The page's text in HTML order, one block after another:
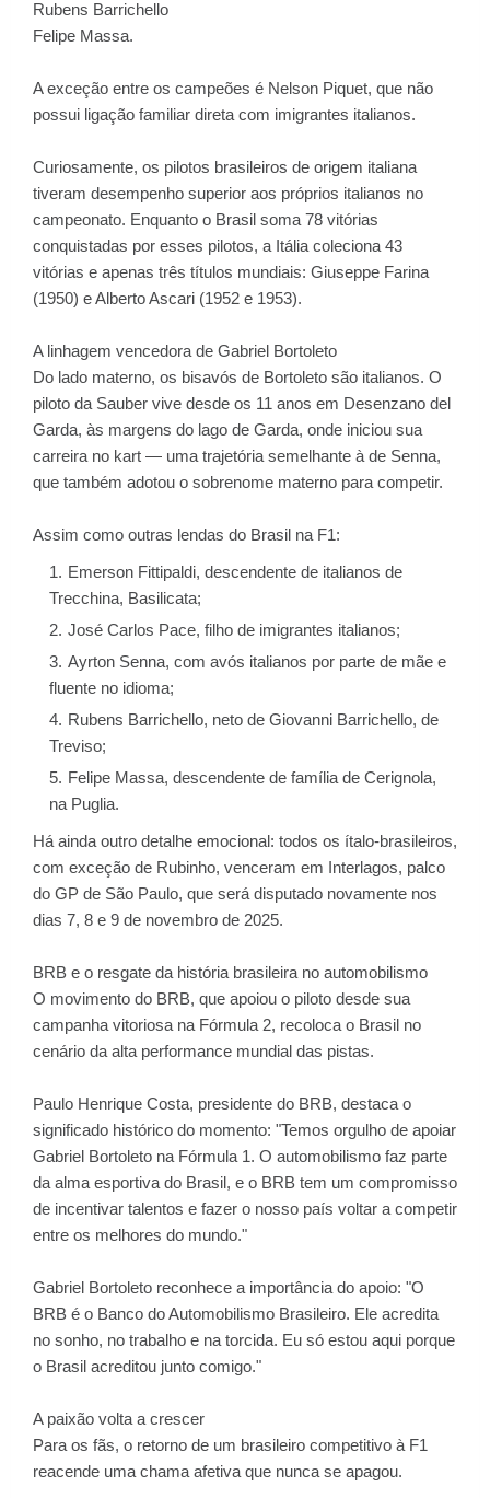
Rubens Barrichello
Felipe Massa.
A exceção entre os campeões é Nelson Piquet, que não
possui ligação familiar direta com imigrantes italianos.
Curiosamente, os pilotos brasileiros de origem italiana
tiveram desempenho superior aos próprios italianos no
campeonato. Enquanto o Brasil soma 78 vitórias
conquistadas por esses pilotos, a Itália coleciona 43
vitórias e apenas três títulos mundiais: Giuseppe Farina
(1950) e Alberto Ascari (1952 e 1953).
A linhagem vencedora de Gabriel Bortoleto
Do lado materno, os bisavós de Bortoleto são italianos. O
piloto da Sauber vive desde os 11 anos em Desenzano del
Garda, às margens do lago de Garda, onde iniciou sua
carreira no kart — uma trajetória semelhante à de Senna,
que também adotou o sobrenome materno para competir.
Assim como outras lendas do Brasil na F1:
Emerson Fittipaldi, descendente de italianos de
Trecchina, Basilicata;
José Carlos Pace, filho de imigrantes italianos;
Ayrton Senna, com avós italianos por parte de mãe e
fluente no idioma;
Rubens Barrichello, neto de Giovanni Barrichello, de
Treviso;
Felipe Massa, descendente de família de Cerignola,
na Puglia.
Há ainda outro detalhe emocional: todos os ítalo-brasileiros,
com exceção de Rubinho, venceram em Interlagos, palco
do GP de São Paulo, que será disputado novamente nos
dias 7, 8 e 9 de novembro de 2025.
BRB e o resgate da história brasileira no automobilismo
O movimento do BRB, que apoiou o piloto desde sua
campanha vitoriosa na Fórmula 2, recoloca o Brasil no
cenário da alta performance mundial das pistas.
Paulo Henrique Costa, presidente do BRB, destaca o
significado histórico do momento: "Temos orgulho de apoiar
Gabriel Bortoleto na Fórmula 1. O automobilismo faz parte
da alma esportiva do Brasil, e o BRB tem um compromisso
de incentivar talentos e fazer o nosso país voltar a competir
entre os melhores do mundo."
Gabriel Bortoleto reconhece a importância do apoio: "O
BRB é o Banco do Automobilismo Brasileiro. Ele acredita
no sonho, no trabalho e na torcida. Eu só estou aqui porque
o Brasil acreditou junto comigo."
A paixão volta a crescer
Para os fãs, o retorno de um brasileiro competitivo à F1
reacende uma chama afetiva que nunca se apagou.